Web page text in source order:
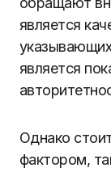
является
является
Однако
фактором,